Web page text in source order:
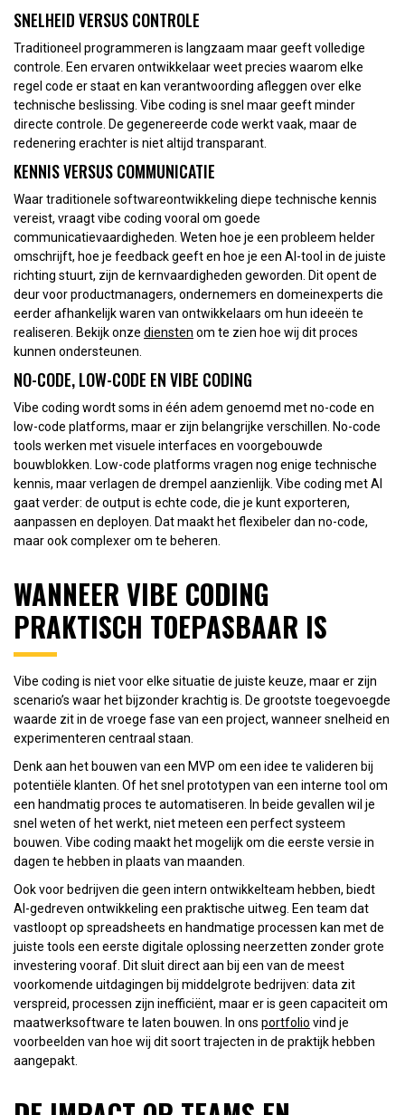
SNELHEID VERSUS CONTROLE
Traditioneel programmeren is langzaam maar geeft volledige
controle. Een ervaren ontwikkelaar weet precies waarom elke
regel code er staat en kan verantwoording afleggen over elke
technische beslissing. Vibe coding is snel maar geeft minder
directe controle. De gegenereerde code werkt vaak, maar de
redenering erachter is niet altijd transparant.
KENNIS VERSUS COMMUNICATIE
Waar traditionele softwareontwikkeling diepe technische kennis
vereist, vraagt vibe coding vooral om goede
communicatievaardigheden. Weten hoe je een probleem helder
omschrijft, hoe je feedback geeft en hoe je een AI-tool in de juiste
richting stuurt, zijn de kernvaardigheden geworden. Dit opent de
deur voor productmanagers, ondernemers en domeinexperts die
eerder afhankelijk waren van ontwikkelaars om hun ideeën te
realiseren. Bekijk onze diensten om te zien hoe wij dit proces
kunnen ondersteunen.
NO-CODE, LOW-CODE EN VIBE CODING
Vibe coding wordt soms in één adem genoemd met no-code en
low-code platforms, maar er zijn belangrijke verschillen. No-code
tools werken met visuele interfaces en voorgebouwde
bouwblokken. Low-code platforms vragen nog enige technische
kennis, maar verlagen de drempel aanzienlijk. Vibe coding met AI
gaat verder: de output is echte code, die je kunt exporteren,
aanpassen en deployen. Dat maakt het flexibeler dan no-code,
maar ook complexer om te beheren.
WANNEER VIBE CODING
PRAKTISCH TOEPASBAAR IS
Vibe coding is niet voor elke situatie de juiste keuze, maar er zijn
scenario’s waar het bijzonder krachtig is. De grootste toegevoegde
waarde zit in de vroege fase van een project, wanneer snelheid en
experimenteren centraal staan.
Denk aan het bouwen van een MVP om een idee te valideren bij
potentiële klanten. Of het snel prototypen van een interne tool om
een handmatig proces te automatiseren. In beide gevallen wil je
snel weten of het werkt, niet meteen een perfect systeem
bouwen. Vibe coding maakt het mogelijk om die eerste versie in
dagen te hebben in plaats van maanden.
Ook voor bedrijven die geen intern ontwikkelteam hebben, biedt
AI-gedreven ontwikkeling een praktische uitweg. Een team dat
vastloopt op spreadsheets en handmatige processen kan met de
juiste tools een eerste digitale oplossing neerzetten zonder grote
investering vooraf. Dit sluit direct aan bij een van de meest
voorkomende uitdagingen bij middelgrote bedrijven: data zit
verspreid, processen zijn inefficiënt, maar er is geen capaciteit om
maatwerksoftware te laten bouwen. In ons portfolio vind je
voorbeelden van hoe wij dit soort trajecten in de praktijk hebben
aangepakt.